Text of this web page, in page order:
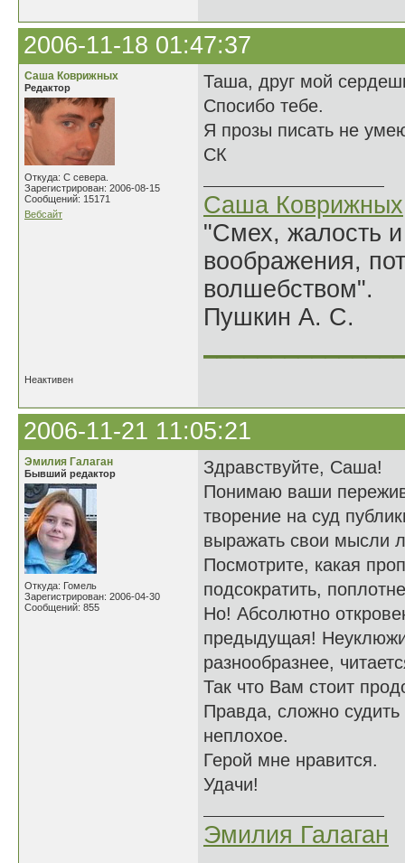
2006-11-18 01:47:37
Саша Коврижных
Редактор
Откуда: С севера.
Зарегистрирован: 2006-08-15
Сообщений: 15171
Вебсайт
Таша, друг мой
Спосибо тебе.
Я прозы писать не
СК
Саша Коврижных
"Смех, жалость
воображения,
волшебством".
Пушкин А. С.
Неактивен
2006-11-21 11:05:21
Эмилия Галаган
Бывший редактор
Откуда: Гомель
Зарегистрирован: 2006-04-30
Сообщений: 855
Здравствуйте, Саша!
Понимаю ваши
творение на суд
выражать свои мысли
Посмотрите, какая
подсократить,
Но! Абсолютно
предыдущая!
разнообразнее,
Так что Вам стоит
Правда, сложно
неплохое.
Герой мне нравится.
Удачи!
Эмилия Галаган